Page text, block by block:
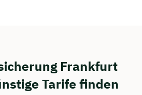
Frankfurt
Tarife finden